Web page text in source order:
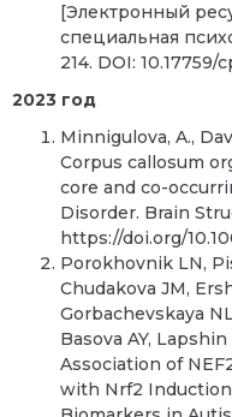
[Электронный
специальная
214. DOI:
2023 год
Minnigulova, A.,
Corpus callosum
core and co-
Disorder. Brain
https://doi.org/
Porokhovnik LN,
Chudakova JM,
Gorbachevskaya
Basova AY,
Association of
with Nrf2